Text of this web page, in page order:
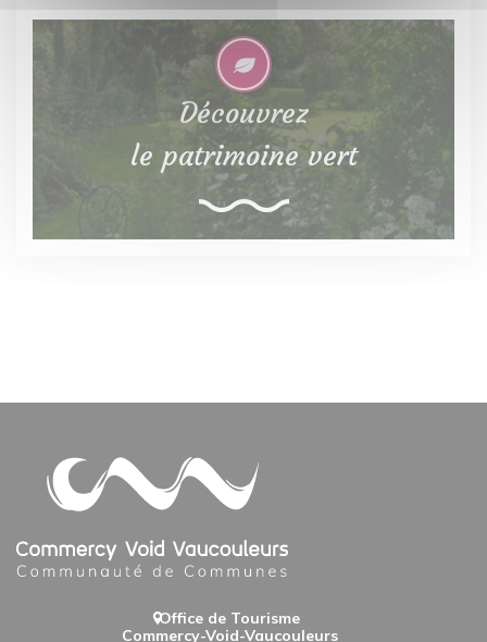
Découvrez
le patrimoine vert
Office de Tourisme
Commercy-Void-Vaucouleurs